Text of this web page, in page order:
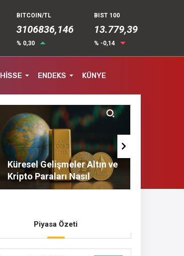
BITCOIN/TL
3106836,146
% 0,30
BIST 100
13.779,39
% -0,14
HİSSE ENDEKS KÜNYE
Küresel Gelişmeler Altın ve
Kripto Paraları Nasıl
Etkiliyor?
Piyasa Özeti